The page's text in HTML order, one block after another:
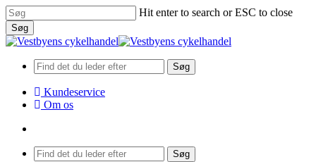
Skip
to
main
content
Hit enter to search or ESC to close
Søg
Close
Søg
Kundeservice
Om os
Menu
Søg